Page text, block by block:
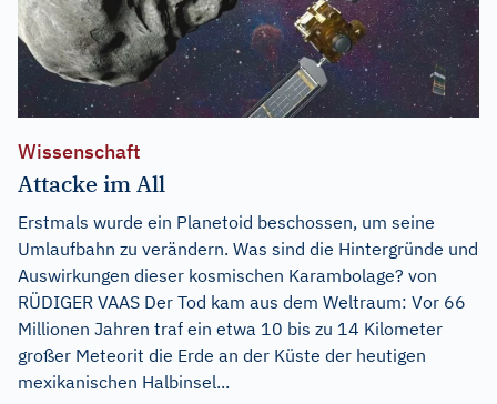
Wissenschaft
Attacke im All
Erstmals wurde ein Planetoid beschossen, um seine
Umlaufbahn zu verändern. Was sind die Hintergründe und
Auswirkungen dieser kosmischen Karambolage? von
RÜDIGER VAAS Der Tod kam aus dem Weltraum: Vor 66
Millionen Jahren traf ein etwa 10 bis zu 14 Kilometer
großer Meteorit die Erde an der Küste der heutigen
mexikanischen Halbinsel...